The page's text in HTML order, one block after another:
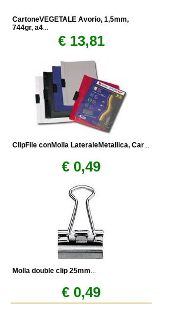
CartoneVEGETALE Avorio, 1,5mm,
744gr, a4...
€ 13,81
ClipFile conMolla LateraleMetallica, Car...
€ 0,49
Molla double clip 25mm...
€ 0,49